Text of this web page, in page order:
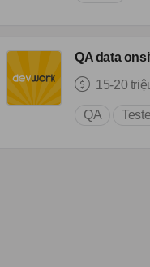
QA data
15-20
QA